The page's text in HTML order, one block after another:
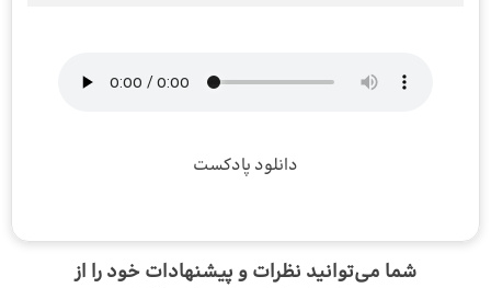
دانلود پادکست
شما می‌توانید نظرات و پیشنهادات خود را از